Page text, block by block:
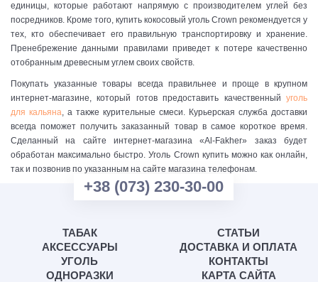
единицы, которые работают напрямую с производителем углей без
посредников. Кроме того, купить кокосовый уголь Crown рекомендуется у
тех, кто обеспечивает его правильную транспортировку и хранение.
Пренебрежение данными правилами приведет к потере качественно
отобранным древесным углем своих свойств.
Покупать указанные товары всегда правильнее и проще в крупном
интернет-магазине, который готов предоставить качественный уголь
для кальяна, а также курительные смеси. Курьерская служба доставки
всегда поможет получить заказанный товар в самое короткое время.
Сделанный на сайте интернет-магазина «Al-Fakher» заказ будет
обработан максимально быстро. Уголь Crown купить можно как онлайн,
так и позвонив по указанным на сайте магазина телефонам.
+38 (073) 230-30-00
ТАБАК
АКСЕССУАРЫ
УГОЛЬ
ОДНОРАЗКИ
СТАТЬИ
ДОСТАВКА И ОПЛАТА
КОНТАКТЫ
КАРТА САЙТА